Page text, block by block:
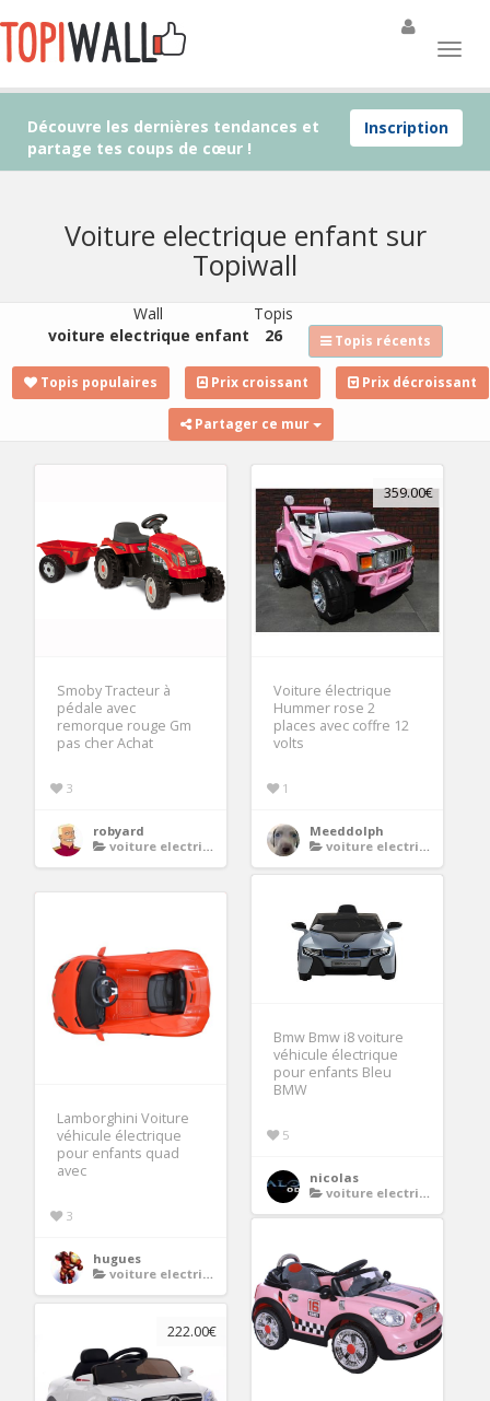
Inscription
Découvre les dernières tendances et
partage tes coups de cœur !
Voiture electrique enfant sur
Topiwall
Wall
voiture electrique enfant
Topis
26
Topis récents
Topis populaires Prix croissant Prix décroissant
Partager ce mur
Smoby Tracteur à
pédale avec
remorque rouge Gm
pas cher Achat
3
robyard
voiture electrique enfant
359.00€
Voiture électrique
Hummer rose 2
places avec coffre 12
volts
1
Meeddolph
voiture electrique enfant
Bmw Bmw i8 voiture
véhicule électrique
pour enfants Bleu
BMW
5
nicolas
voiture electrique enfant
Lamborghini Voiture
véhicule électrique
pour enfants quad
avec
3
hugues
voiture electrique enfant
222.00€